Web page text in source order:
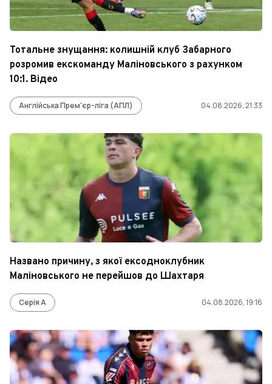
Тотальне знущання: колишній клуб Забарного
розромив екскоманду Маліновського з рахунком
10:1. Відео
Англійська Прем'єр-ліга (АПЛ) 04.08.2026, 21:33
Названо причину, з якої ексодноклубник
Маліновського не перейшов до Шахтаря
Серія А 04.08.2026, 19:16